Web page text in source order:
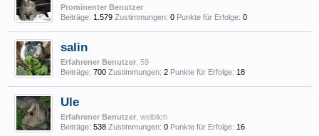
Prominenter Benutzer
Beiträge: 1.579 Zustimmungen: 0 Punkte für Erfolge: 0
salin
Erfahrener Benutzer , 59
Beiträge: 700 Zustimmungen: 2 Punkte für Erfolge: 18
Ule
Erfahrener Benutzer , weiblich
Beiträge: 538 Zustimmungen: 0 Punkte für Erfolge: 16